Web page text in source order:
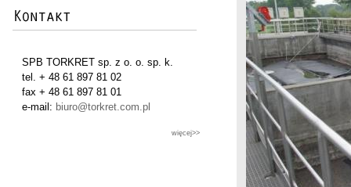
SPB TORKRET sp. z o. o. sp. k.
tel. + 48 61 897 81 02
fax + 48 61 897 81 01
e-mail: biuro@torkret.com.pl
więcej>>